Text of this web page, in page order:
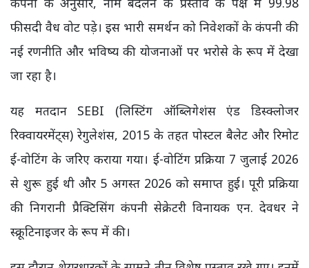
फीसदी वैध वोट पड़े। इस भारी समर्थन को निवेशकों के कंपनी की
नई रणनीति और भविष्य की योजनाओं पर भरोसे के रूप में देखा
जा रहा है।
यह मतदान SEBI (लिस्टिंग ऑब्लिगेशंस एंड डिस्क्लोजर
रिक्वायरमेंट्स) रेगुलेशंस, 2015 के तहत पोस्टल बैलेट और रिमोट
ई-वोटिंग के जरिए कराया गया। ई-वोटिंग प्रक्रिया 7 जुलाई 2026
से शुरू हुई थी और 5 अगस्त 2026 को समाप्त हुई। पूरी प्रक्रिया
की निगरानी प्रैक्टिसिंग कंपनी सेक्रेटरी विनायक एन. देवधर ने
स्क्रूटिनाइजर के रूप में की।